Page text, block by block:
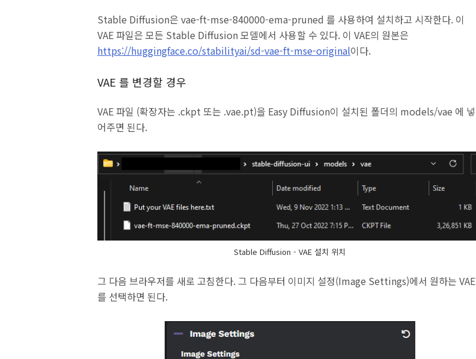
Stable Diffusion은 vae-ft-mse-840000-ema-pruned 를 사용하여 설치하고 시작한다. 이
VAE 파일은 모든 Stable Diffusion 모델에서 사용할 수 있다. 이 VAE의 원본은
https://huggingface.co/stabilityai/sd-vae-ft-mse-original이다.
VAE 를 변경할 경우
VAE 파일 (확장자는 .ckpt 또는 .vae.pt)을 Easy Diffusion이 설치된 폴더의 models/vae 에 넣
어주면 된다.
Stable Diffusion - VAE 설치 위치
그 다음 브라우저를 새로 고침한다. 그 다음부터 이미지 설정(Image Settings)에서 원하는 VAE
를 선택하면 된다.